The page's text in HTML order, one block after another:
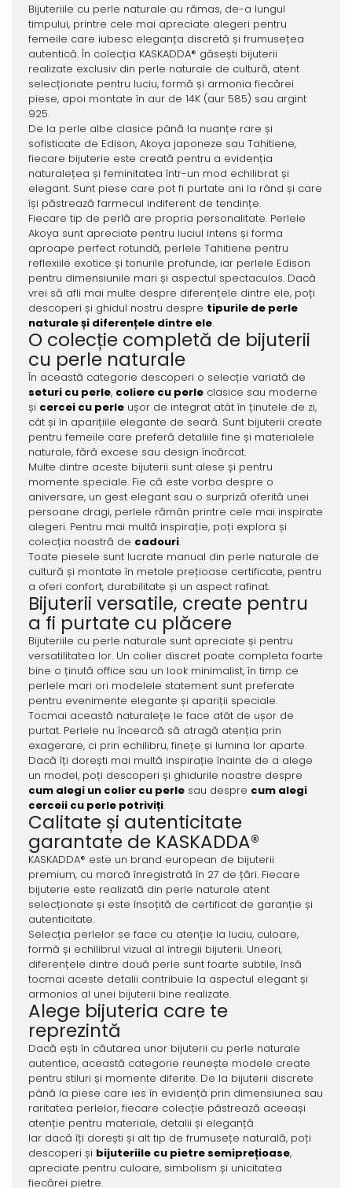
Bijuteriile cu perle naturale au rămas, de-a lungul
timpului, printre cele mai apreciate alegeri pentru
femeile care iubesc eleganța discretă și frumusețea
autentică. În colecția KASKADDA® găsești bijuterii
realizate exclusiv din perle naturale de cultură, atent
selecționate pentru luciu, formă și armonia fiecărei
piese, apoi montate în aur de 14K (aur 585) sau argint
925.
De la perle albe clasice până la nuanțe rare și
sofisticate de Edison, Akoya japoneze sau Tahitiene,
fiecare bijuterie este creată pentru a evidenția
naturalețea și feminitatea într-un mod echilibrat și
elegant. Sunt piese care pot fi purtate ani la rând și care
își păstrează farmecul indiferent de tendințe.
Fiecare tip de perlă are propria personalitate. Perlele
Akoya sunt apreciate pentru luciul intens și forma
aproape perfect rotundă, perlele Tahitiene pentru
reflexiile exotice și tonurile profunde, iar perlele Edison
pentru dimensiunile mari și aspectul spectaculos. Dacă
vrei să afli mai multe despre diferențele dintre ele, poți
descoperi și ghidul nostru despre tipurile de perle
naturale și diferențele dintre ele.
O colecție completă de bijuterii
cu perle naturale
În această categorie descoperi o selecție variată de
seturi cu perle, coliere cu perleclasice sau moderne
și cercei cu perleușor de integrat atât în ținutele de zi,
cât și în aparițiile elegante de seară. Sunt bijuterii create
pentru femeile care preferă detaliile fine și materialele
naturale, fără excese sau design încărcat.
Multe dintre aceste bijuterii sunt alese și pentru
momente speciale. Fie că este vorba despre o
aniversare, un gest elegant sau o surpriză oferită unei
persoane dragi, perlele rămân printre cele mai inspirate
alegeri. Pentru mai multă inspirație, poți explora și
colecția noastră de cadouri.
Toate piesele sunt lucrate manual din perle naturale de
cultură și montate în metale prețioase certificate, pentru
a oferi confort, durabilitate și un aspect rafinat.
Bijuterii versatile, create pentru
a fi purtate cu plăcere
Bijuteriile cu perle naturale sunt apreciate și pentru
versatilitatea lor. Un colier discret poate completa foarte
bine o ținută office sau un look minimalist, în timp ce
perlele mari ori modelele statement sunt preferate
pentru evenimente elegante și apariții speciale.
Tocmai această naturalețe le face atât de ușor de
purtat. Perlele nu încearcă să atragă atenția prin
exagerare, ci prin echilibru, finețe și lumina lor aparte.
Dacă îți dorești mai multă inspirație înainte de a alege
un model, poți descoperi și ghidurile noastre despre
cum alegi un colier cu perlesau despre cum alegi
cerceii cu perle potriviți.
Calitate și autenticitate
garantate de KASKADDA®
KASKADDA® este un brand european de bijuterii
premium, cu marcă înregistrată în 27 de țări. Fiecare
bijuterie este realizată din perle naturale atent
selecționate și este însoțită de certificat de garanție și
autenticitate.
Selecția perlelor se face cu atenție la luciu, culoare,
formă și echilibrul vizual al întregii bijuterii. Uneori,
diferențele dintre două perle sunt foarte subtile, însă
tocmai aceste detalii contribuie la aspectul elegant și
armonios al unei bijuterii bine realizate.
Alege bijuteria care te
reprezintă
Dacă ești în căutarea unor bijuterii cu perle naturale
autentice, această categorie reunește modele create
pentru stiluri și momente diferite. De la bijuterii discrete
până la piese care ies în evidență prin dimensiunea sau
raritatea perlelor, fiecare colecție păstrează aceeași
atenție pentru materiale, detalii și eleganță.
Iar dacă îți dorești și alt tip de frumusețe naturală, poți
descoperi și bijuteriile cu pietre semiprețioase,
apreciate pentru culoare, simbolism și unicitatea
fiecărei pietre.